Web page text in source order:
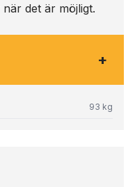
det är möjligt.
+
93 kg